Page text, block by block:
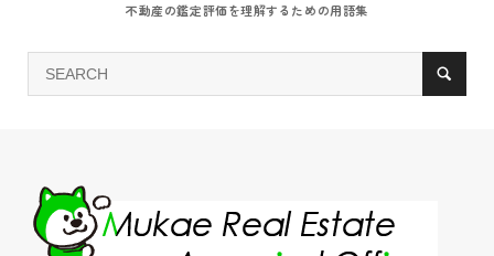
不動産の鑑定評価を理解するための用語集